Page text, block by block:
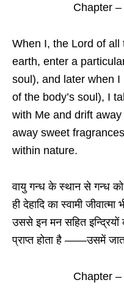
Chapter
When I, the Lord of
earth, enter a
soul), and later when
of the body’s soul), I
with Me and drift
away sweet
within nature.
वायु गन्ध के स्थान से गन्ध
ही देहादि का स्वामी
उससे इन मन सहित
प्राप्त होता है ——उसमें
Chapter